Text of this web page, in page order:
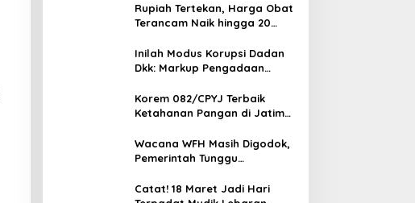
Rupiah Tertekan, Harga Obat
Terancam Naik hingga 20
Batas Maksimal
Inilah Modus Korupsi Dadan
Dkk: Markup Pengadaan
Tablet
Korem 082/CPYJ Terbaik
Ketahanan Pangan di Jatim
Langsung ke Sawah
Wacana WFH Masih Digodok,
Pemerintah Tunggu
Diumumkan
Catat! 18 Maret Jadi Hari